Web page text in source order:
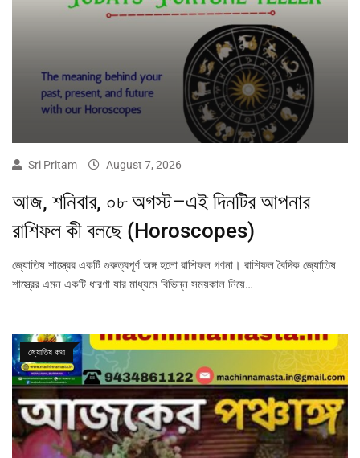
Sri Pritam August 7, 2026
আজ, শনিবার, ০৮ অগস্ট–এই দিনটির আপনার
রাশিফল কী বলছে (Horoscopes)
জ্যোতিষ শাস্ত্রের একটি গুরুত্বপূর্ণ অঙ্গ হলো রাশিফল গণনা। রাশিফল বৈদিক জ্যোতিষ
শাস্ত্রের এমন একটি ধারণা যার মাধ্যমে বিভিন্ন সময়কাল নিয়ে…
জ্যোতিষ কথা